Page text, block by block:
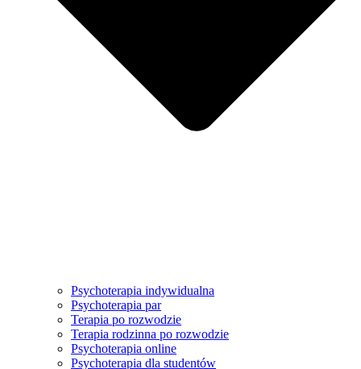
Psychoterapia indywidualna
Psychoterapia par
Terapia po rozwodzie
Terapia rodzinna po rozwodzie
Psychoterapia online
Psychoterapia dla studentów